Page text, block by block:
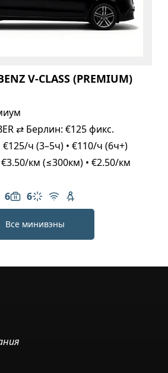
V-CLASS (PREMIUM)
⇄ Берлин: €125 фикс.
€125/ч (3–5ч) • €110/ч (6ч+)
€3.50/км (≤300км) • €2.50/км
6
пассажиров: 6
6
Вместимость багажа: 6
Климат-контроль
Бесплатный Wi-Fi
Детское кресло
Все минивэны